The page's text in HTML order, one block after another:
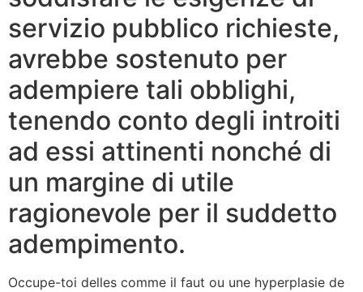
servizio pubblico richieste,
avrebbe sostenuto per
adempiere tali obblighi,
tenendo conto degli introiti
ad essi attinenti nonché di
un margine di utile
ragionevole per il suddetto
adempimento.
Occupe-toi delles comme il faut ou une hyperplasie de